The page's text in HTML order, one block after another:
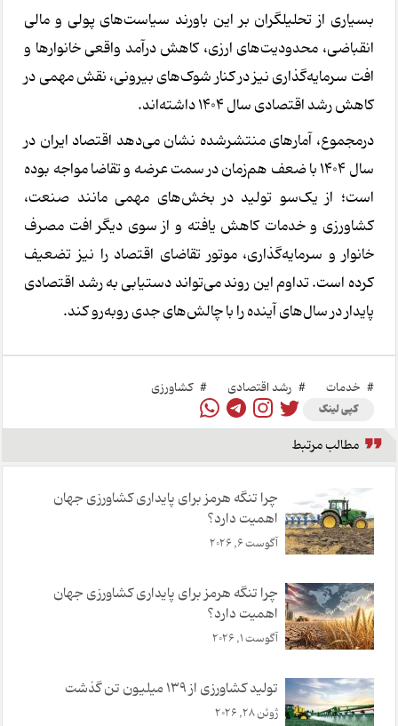
بسیاری از تحلیلگران بر این باورند سیاست‌های پولی و مالی
انقباضی، محدودیت‌های ارزی، کاهش درآمد واقعی خانوارها و
افت سرمایه‌گذاری نیز در کنار شوک‌های بیرونی، نقش مهمی در
کاهش رشد اقتصادی سال 1404 داشته‌اند.
درمجموع، آمارهای منتشرشده نشان می‌دهد اقتصاد ایران در
سال 1404 با ضعف هم‌زمان در سمت عرضه و تقاضا مواجه بوده
است؛ از یک‌سو تولید در بخش‌های مهمی مانند صنعت،
کشاورزی و خدمات کاهش یافته و از سوی دیگر افت مصرف
خانوار و سرمایه‌گذاری، موتور تقاضای اقتصاد را نیز تضعیف
کرده است. تداوم این روند می‌تواند دستیابی به رشد اقتصادی
پایدار در سال‌های آینده را با چالش‌های جدی روبه‌رو کند.
# خدمات # رشد اقتصادی # کشاورزی
کپی لینک
مطالب مرتبط
چرا تنگه هرمز برای پایداری کشاورزی جهان
اهمیت دارد؟
آگوست 6, 2026
چرا تنگه هرمز برای پایداری کشاورزی جهان
اهمیت دارد؟
آگوست 1, 2026
تولید کشاورزی از ۱۳۹ میلیون تن گذشت
ژوئن 28, 2026